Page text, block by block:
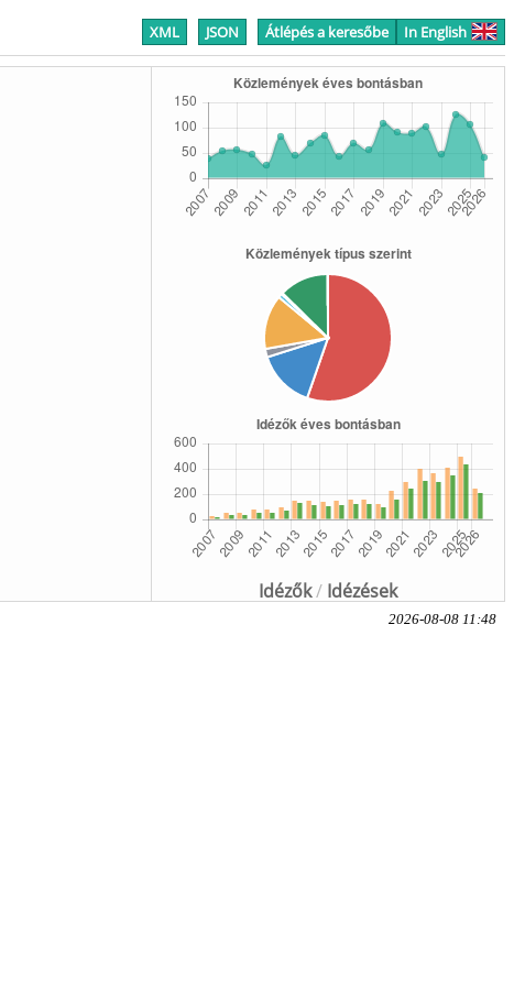
XML JSON Átlépés a keresőbe In English
Idézők/ Idézések
2026-08-08 11:48